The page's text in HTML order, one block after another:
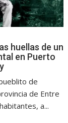
huellas de un
en Puerto
de
de Entre
a...